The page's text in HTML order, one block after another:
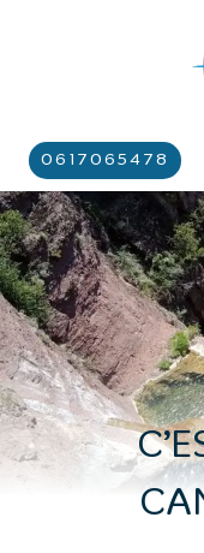
0617065478